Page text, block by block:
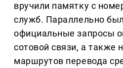
вручили памятку с
служб. Параллельно
официальные запросы
сотовой связи, а также
маршрутов перевода